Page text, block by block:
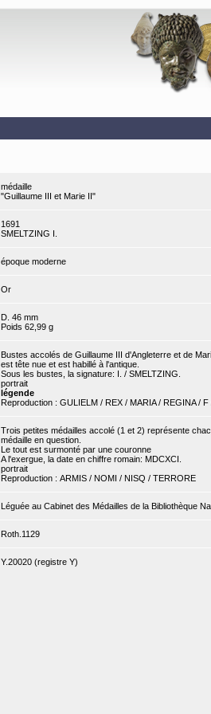
médaille
"Guillaume III et Marie II"
1691
SMELTZING I.
époque moderne
Or
D. 46 mm
Poids 62,99 g
Bustes accolés de Guillaume III d'Angleterre et de
est tête nue et est habillé à l'antique.
Sous les bustes, la signature: I. / SMELTZING.
portrait
légende
Reproduction : GULIELM / REX / MARIA / REGINA / F
Trois petites médailles accolé (1 et 2) représente
médaille en question.
Le tout est surmonté par une couronne
A l'exergue, la date en chiffre romain: MDCXCI.
portrait
Reproduction : ARMIS / NOMI / NISQ / TERRORE
Léguée au Cabinet des Médailles de la Bibliothèque
Roth.1129
Y.20020 (registre Y)